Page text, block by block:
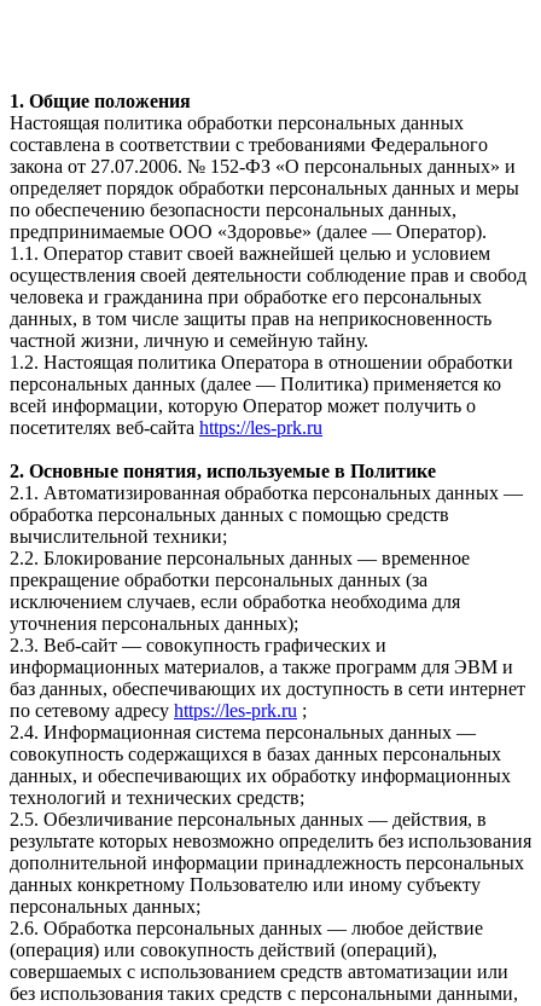
1. Общие положения
Настоящая политика обработки персональных данных
составлена в соответствии с требованиями Федерального
закона от 27.07.2006. № 152-ФЗ «О персональных данных» и
определяет порядок обработки персональных данных и меры
по обеспечению безопасности персональных данных,
предпринимаемые ООО «Здоровье» (далее — Оператор).
1.1. Оператор ставит своей важнейшей целью и условием
осуществления своей деятельности соблюдение прав и свобод
человека и гражданина при обработке его персональных
данных, в том числе защиты прав на неприкосновенность
частной жизни, личную и семейную тайну.
1.2. Настоящая политика Оператора в отношении обработки
персональных данных (далее — Политика) применяется ко
всей информации, которую Оператор может получить о
посетителях веб-сайта https://les-prk.ru
2. Основные понятия, используемые в Политике
2.1. Автоматизированная обработка персональных данных —
обработка персональных данных с помощью средств
вычислительной техники;
2.2. Блокирование персональных данных — временное
прекращение обработки персональных данных (за
исключением случаев, если обработка необходима для
уточнения персональных данных);
2.3. Веб-сайт — совокупность графических и
информационных материалов, а также программ для ЭВМ и
баз данных, обеспечивающих их доступность в сети интернет
по сетевому адресу https://les-prk.ru ;
2.4. Информационная система персональных данных —
совокупность содержащихся в базах данных персональных
данных, и обеспечивающих их обработку информационных
технологий и технических средств;
2.5. Обезличивание персональных данных — действия, в
результате которых невозможно определить без использования
дополнительной информации принадлежность персональных
данных конкретному Пользователю или иному субъекту
персональных данных;
2.6. Обработка персональных данных — любое действие
(операция) или совокупность действий (операций),
совершаемых с использованием средств автоматизации или
без использования таких средств с персональными данными,